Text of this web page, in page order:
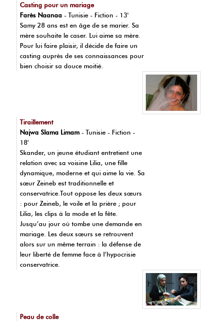
Casting pour un mariage
Farès Naanaa - Tunisie - Fiction - 13'
Samy 28 ans est en âge de se marier. Sa
mère souhaite le caser. Lui aime sa mère.
Pour lui faire plaisir, il décide de faire un
casting auprès de ses connaissances pour
bien choisir sa douce moitié.
Tiraillement
Najwa Slama Limam - Tunisie - Fiction -
18'
Skander, un jeune étudiant entretient une
relation avec sa voisine Lilia, une fille
dynamique, moderne et qui aime la vie. Sa
sœur Zeineb est traditionnelle et
conservatrice.Tout oppose les deux sœurs
: pour Zeineb, le voile et la prière ; pour
Lilia, les clips à la mode et la fête.
Jusqu’au jour où tombe une demande en
mariage. Les deux sœurs se retrouvent
alors sur un même terrain : la défense de
leur liberté de femme face à l’hypocrisie
conservatrice.
Peau de colle